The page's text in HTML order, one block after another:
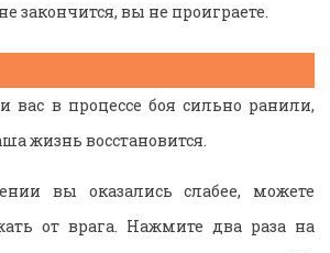
закончится, вы не проиграете.
вас в процессе боя сильно ранили,
жизнь восстановится.
вы оказались слабее, можете
от врага. Нажмите два раза на